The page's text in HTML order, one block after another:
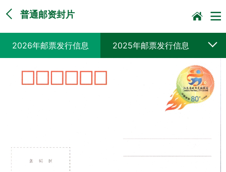
普通邮资封片
2026年邮票发行信息 2025年邮票发行信息
2024年邮票发行信息 2023年邮票发行信息
2021年邮票发行信息